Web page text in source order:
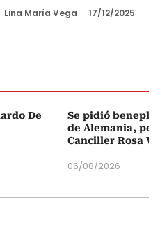
Lina María Vega 17/12/2025
De
Se pidió
de Alemania,
Canciller Rosa
06/08/2026